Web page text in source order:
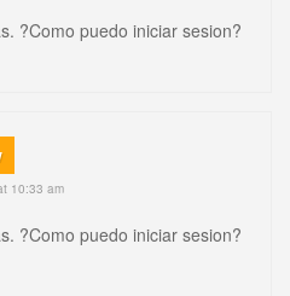
?Como puedo iniciar sesion?
10:33 am
?Como puedo iniciar sesion?